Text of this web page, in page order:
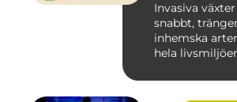
Invasiva
snabbt,
inhemska
hela